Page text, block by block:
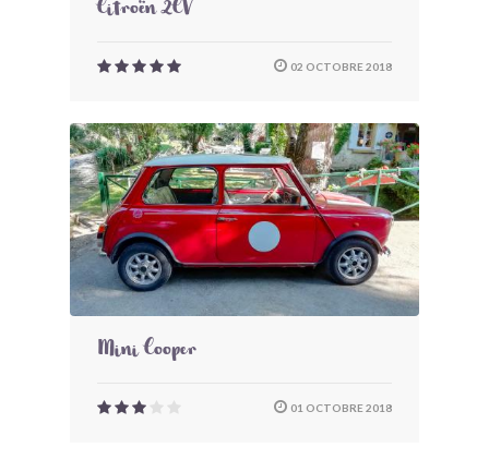
Citroën 2CV
02 OCTOBRE 2018
Mini Cooper
01 OCTOBRE 2018